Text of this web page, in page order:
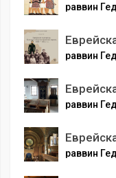
раввин
раввин
раввин
раввин